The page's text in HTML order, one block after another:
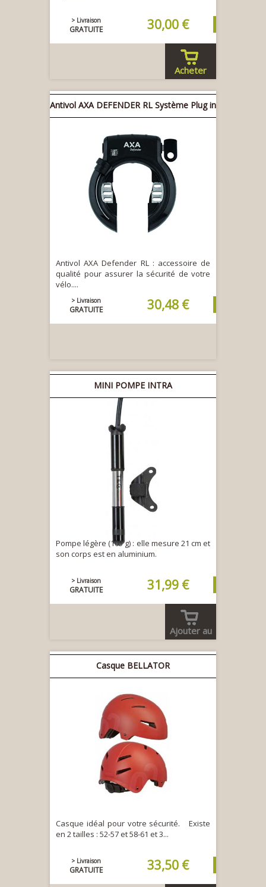
> Livraison
GRATUITE 30,00 €
Acheter
Antivol AXA DEFENDER RL Système Plug in
Antivol AXA Defender RL : accessoire de
qualité pour assurer la sécurité de votre
vélo....
> Livraison
GRATUITE 30,48 €
MINI POMPE INTRA
Pompe légère (105 g) : elle mesure 21 cm et
son corps est en aluminium.
> Livraison
GRATUITE 31,99 €
Ajouter au
panier
Casque BELLATOR
Casque idéal pour votre sécurité. Existe
en 2 tailles : 52-57 et 58-61 et 3...
> Livraison
GRATUITE 33,50 €